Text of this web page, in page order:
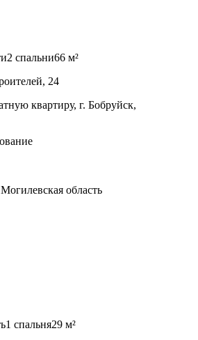
2 спальни66 м²
24
квартиру, г. Бобруйск,
область
1 спальня29 м²